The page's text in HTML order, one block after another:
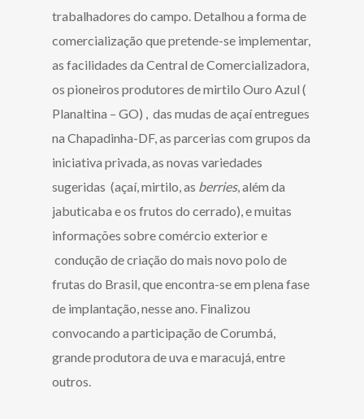
trabalhadores do campo. Detalhou a forma de
comercialização que pretende-se implementar,
as facilidades da Central de Comercializadora,
os pioneiros produtores de mirtilo Ouro Azul (
Planaltina – GO) , das mudas de açaí entregues
na Chapadinha-DF, as parcerias com grupos da
iniciativa privada, as novas variedades
sugeridas (açaí, mirtilo, as berries, além da
jabuticaba e os frutos do cerrado), e muitas
informações sobre comércio exterior e
condução de criação do mais novo polo de
frutas do Brasil, que encontra-se em plena fase
de implantação, nesse ano. Finalizou
convocando a participação de Corumbá,
grande produtora de uva e maracujá, entre
outros.